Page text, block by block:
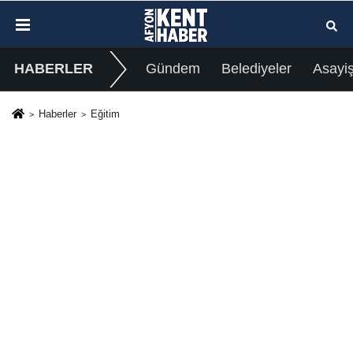
HABERLER Gündem Belediyeler
Haberler Eğitim